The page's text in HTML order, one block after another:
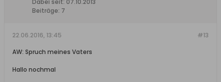
Beiträge: 7
#13
22.06.2016, 13:45
AW: Spruch meines Vaters
Hallo nochmal